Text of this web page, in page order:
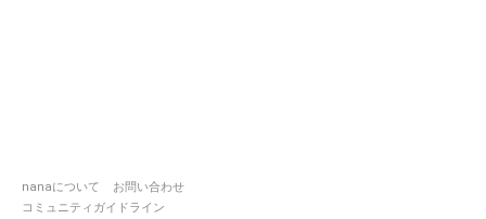
nanaについて
お問い合わせ
コミュニティガイドライン